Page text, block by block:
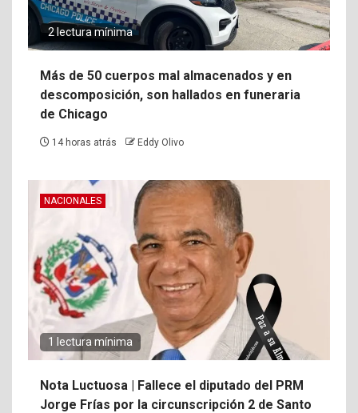
2 lectura mínima
Más de 50 cuerpos mal almacenados y en
descomposición, son hallados en funeraria
de Chicago
14 horas atrás Eddy Olivo
NACIONALES
1 lectura mínima
Nota Luctuosa | Fallece el diputado del PRM
Jorge Frías por la circunscripción 2 de Santo